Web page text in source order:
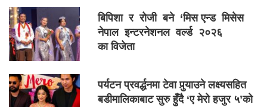
बिपिशा र रोजी बने ‘मिस एन्ड मिसेस
नेपाल इन्टरनेशनल वर्ल्ड २०२६
का विजेता
पर्यटन प्रवर्द्धनमा टेवा पुर्‍याउने लक्ष्यसहित
बडीमालिकाबाट सुरु हुँदै ‘ए मेरो हजुर ५’को